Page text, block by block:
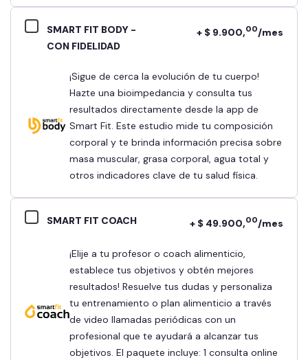
SMART FIT BODY -
CON FIDELIDAD
+ $ 9.900,00/mes
¡Sigue de cerca la evolución de tu cuerpo!
Hazte una bioimpedancia y consulta tus
resultados directamente desde la app de
Smart Fit. Este estudio mide tu composición
corporal y te brinda información precisa sobre
masa muscular, grasa corporal, agua total y
otros indicadores clave de tu salud física.
SMART FIT COACH + $ 49.900,00/mes
¡Elije a tu profesor o coach alimenticio,
establece tus objetivos y obtén mejores
resultados! Resuelve tus dudas y personaliza
tu entrenamiento o plan alimenticio a través
de video llamadas periódicas con un
profesional que te ayudará a alcanzar tus
objetivos. El paquete incluye: 1 consulta online